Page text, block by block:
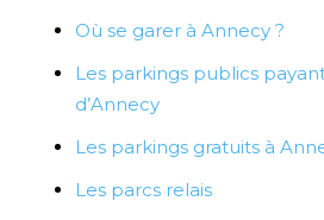
Où se garer à Annecy ?
Les parkings publics
d’Annecy
Les parkings gratuits à
Les parcs relais